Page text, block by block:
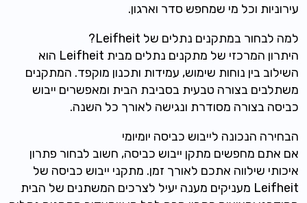
עירוניות וכל מי שמחפש סדר וארגון.
למה לבחור במתקנים נתלים של Leifheit?
היתרון המרכזי של מתקנים נתלים מבית Leifheit הוא
השילוב בין נוחות שימוש, עמידות ותכנון מוקפד. המתקנים
משתלבים בצורה טבעית בסביבת הבית ומאפשרים ייבוש
כביסה בצורה מסודרת ונגישה לאורך כל השנה.
הבחירה הנכונה לייבוש כביסה יומיומי
אם אתם מחפשים מתקן ייבוש כביסה, חשוב לבחור פתרון
איכותי שילווה אתכם לאורך זמן. מתקני ייבוש כביסה של
Leifheit מעניקים מענה יעיל לצרכים המשתנים של הבית